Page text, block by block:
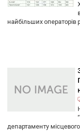
найбільших операторів
департаменту